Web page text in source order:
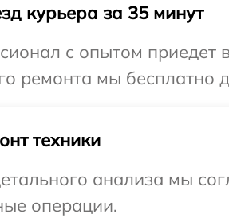
курьера за 35 минут
с опытом приедет
ремонта мы бесплатно
техники
анализа мы
операции.